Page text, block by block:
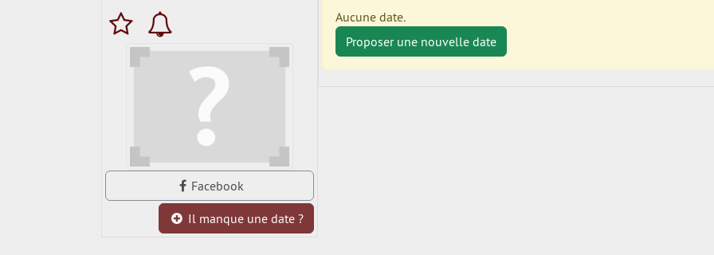
Facebook
Il manque une date ?
Aucune date.
Proposer une nouvelle date